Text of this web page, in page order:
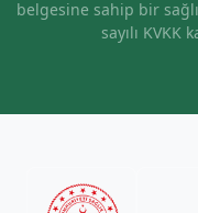
belgesine sahip bir
sayılı KVKK